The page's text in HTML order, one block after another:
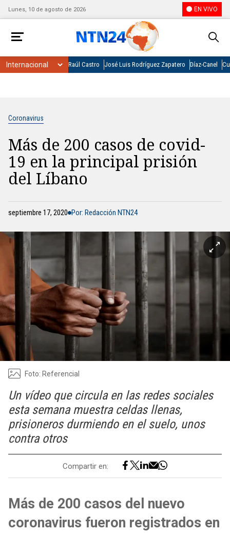
Lunes, 10 de agosto de 2026 EN VIVO
Raúl Castro José Luis Rodríguez Zapatero Díaz-Canel
Coronavirus
Más de 200 casos de covid-
19 en la principal prisión
del Líbano
septiembre 17, 2020 Por: Redacción NTN24
Foto: Referencial
Un vídeo que circula en las redes sociales
esta semana muestra celdas llenas,
prisioneros durmiendo en el suelo, unos
contra otros
Compartir en:
Más de 200 casos del nuevo
coronavirus fueron registrados en